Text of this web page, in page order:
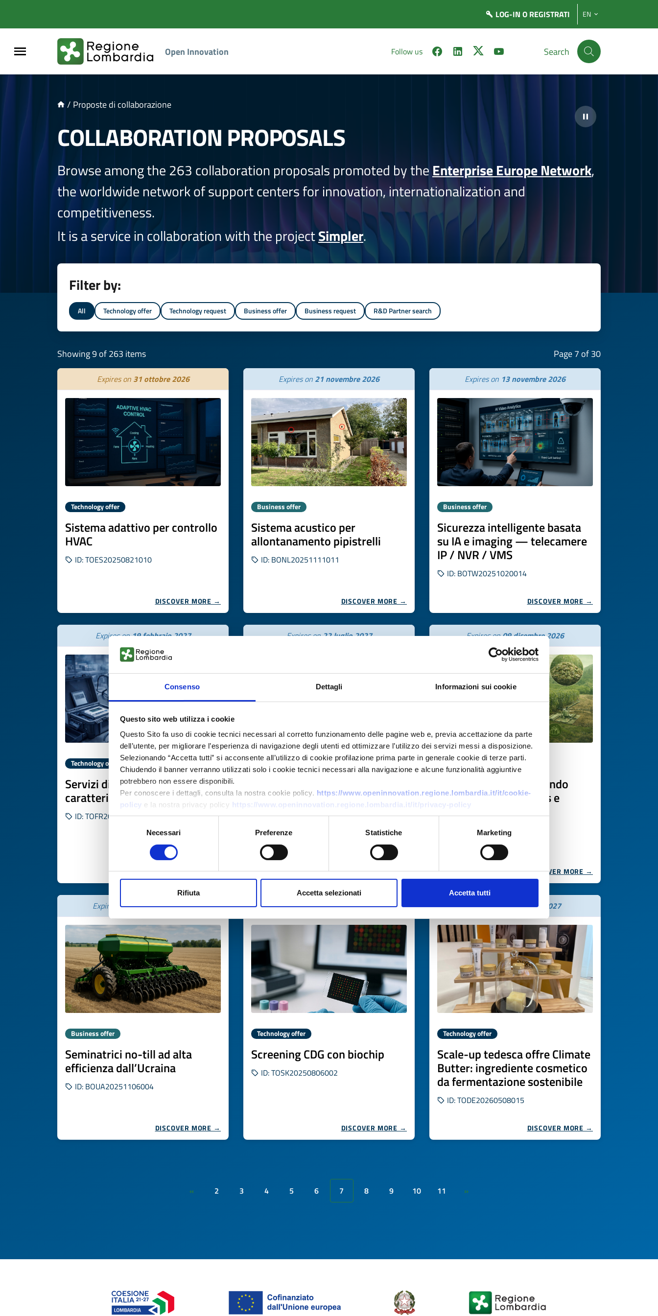
Consenso Dettagli Informazioni sui cookie
Questo sito web utilizza i cookie
Questo Sito fa uso di cookie tecnici necessari al corretto funzionamento delle pagine web e, previa accettazione da parte
dell’utente, per migliorare l’esperienza di navigazione degli utenti ed ottimizzare l’utilizzo dei servizi messi a disposizione.
Selezionando “Accetta tutti” si acconsente all’utilizzo di cookie profilazione prima parte in generale cookie di terze parti.
Chiudendo il banner verranno utilizzati solo i cookie tecnici necessari alla navigazione e alcune funzionalità aggiuntive
potrebbero non essere disponibili.
Per conoscere i dettagli, consulta la nostra cookie policy. https://www.openinnovation.regione.lombardia.it/it/cookie-
policy e la nostra privacy policy https://www.openinnovation.regione.lombardia.it/it/privacy-policy
Selezione
Necessari Preferenze Statistiche Marketing
Rifiuta Accetta selezionati Accetta tutti
LOG-IN O REGISTRATI EN
Open Innovation Follow us Search
/ Proposte di collaborazione
COLLABORATION PROPOSALS
Browse among the 263 collaboration proposals promoted by theEnterprise Europe Network,
the worldwide network of support centers for innovation, internationalization and
competitiveness.
It is a service in collaboration with the projectSimpler.
Filter by:
All Technology offer Technology request Business offer Business request R&D Partner search
Showing 9 of 263 items Page 7 of 30
Expires on 31 ottobre 2026
Technology offer
Sistema adattivo per controllo
HVAC
ID: TOES20250821010
DISCOVER MORE →
Expires on 21 novembre 2026
Business offer
Sistema acustico per
allontanamento pipistrelli
ID: BONL20251111011
DISCOVER MORE →
Expires on 13 novembre 2026
Business offer
Sicurezza intelligente basata
su IA e imaging — telecamere
IP / NVR / VMS
ID: BOTW20251020014
DISCOVER MORE →
Expires on19 febbraio 2027
Technology offer
Servizi di misura radiologici e
caratterizzazione rivelatori
ID: TOFR20260119015
DISCOVER MORE →
Expires on22 luglio 2027
Technology offer
ingegneristica per sviluppo
embedded e Edge AI su
ID: TOES20260706006
DISCOVER MORE →
Expires on09 dicembre 2026
Technology offer
Sequestro CO₂ con Arundo
donax: carbon projects e
leasing terreni
ID: TOGR20251209002
DISCOVER MORE →
Expires on21 novembre 2026
Business offer
Seminatrici no-till ad alta
efficienza dall’Ucraina
ID: BOUA20251106004
DISCOVER MORE →
Expires on28 ottobre 2026
Technology offer
Screening CDG con biochip
ID: TOSK20250806002
DISCOVER MORE →
Expires on19 maggio 2027
Technology offer
Scale-up tedesca offre Climate
Butter: ingrediente cosmetico
da fermentazione sostenibile
ID: TODE20260508015
DISCOVER MORE →
« 2 3 4 5 6 7 8 9 10 11 »